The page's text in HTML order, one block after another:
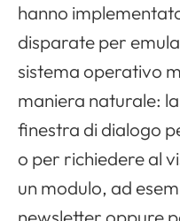
hanno
disparate per
sistema operativo
maniera naturale:
finestra di dialogo
o per richiedere al
un modulo, ad